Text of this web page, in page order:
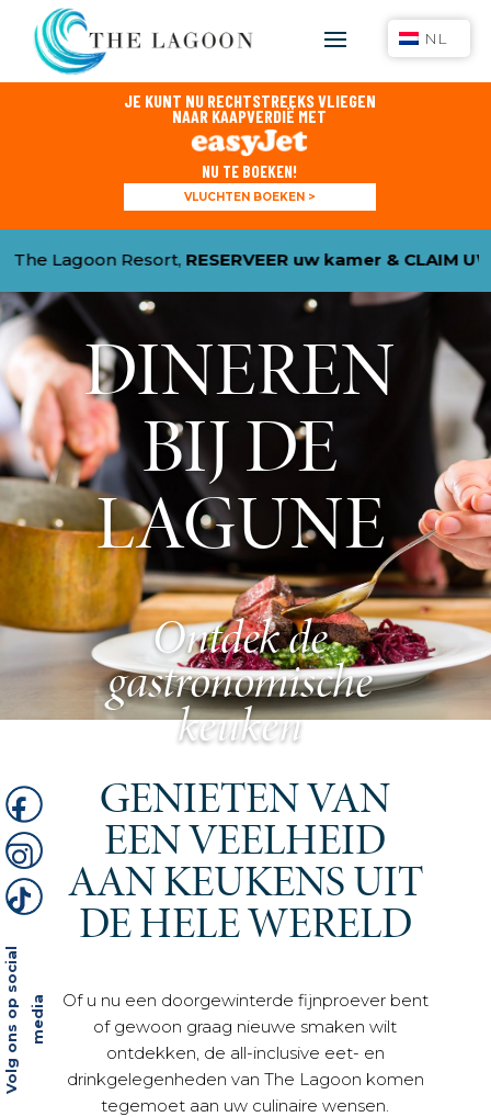
JE KUNT NU RECHTSTREEKS VLIEGEN
NAAR KAAPVERDIË MET
NU TE BOEKEN!
VLUCHTEN BOEKEN >
uw kamer & CLAIM UW 15% KORTINGmet
DINEREN
BIJ DE
LAGUNE
Ontdek de
gastronomische
keuken
V
o
l
g
o
n
s
o
p
s
o
c
i
a
l
m
e
d
i a
GENIETEN VAN
EEN VEELHEID
AAN KEUKENS UIT
DE HELE WERELD
Of u nu een doorgewinterde fijnproever bent
of gewoon graag nieuwe smaken wilt
ontdekken, de all-inclusive eet- en
drinkgelegenheden van The Lagoon komen
tegemoet aan uw culinaire wensen.
NL